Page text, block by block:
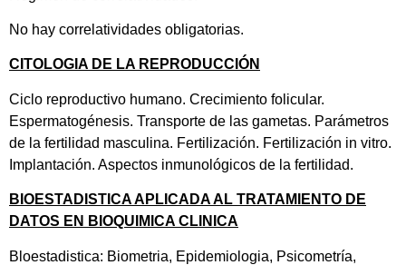
No hay correlatividades obligatorias.
CITOLOGIA DE LA REPRODUCCIÓN
Ciclo reproductivo humano. Crecimiento folicular.
Espermatogénesis. Transporte de las gametas. Parámetros
de la fertilidad masculina. Fertilización. Fertilización in vitro.
Implantación. Aspectos inmunológicos de la fertilidad.
BIOESTADISTICA APLICADA AL TRATAMIENTO DE
DATOS EN BIOQUIMICA CLINICA
Bloestadistica: Biometria, Epidemiologia, Psicometría,